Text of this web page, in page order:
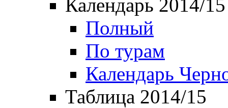
Календарь 2014/15
Полный
По турам
Календарь
Таблица 2014/15